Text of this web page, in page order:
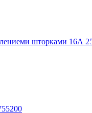
шторками 16А